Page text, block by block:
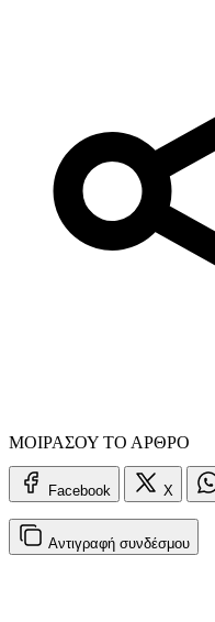
ΜΟΙΡΑΣΟΥ ΤΟ ΑΡΘΡΟ
Facebook X
Αντιγραφή συνδέσμου